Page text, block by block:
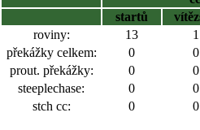
startů
roviny:
13 1
překážky celkem:
0 0
prout. překážky:
0 0
steeplechase:
0 0
stch cc:
0 0